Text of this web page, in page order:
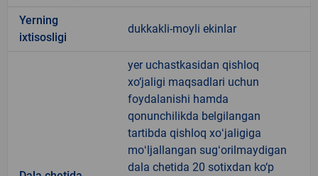
Yerning
ixtisosligi
dukkakli-moyli ekinlar
yer uchastkasidan qishloq
xo‘jaligi maqsadlari uchun
foydalanishi hamda
qonunchilikda belgilangan
tartibda qishloq xoʻjaligiga
moʻljallangan sugʻorilmaydigan
dala chetida 20 sotixdan ko‘p